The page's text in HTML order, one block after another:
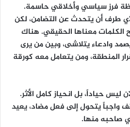
فرز سياسي وأخلاقي حاسمة.
طرف أن يتحدث عن التضامن، لكن
الكلمات معناها الحقيقي. هناك
وادعاء يتلاشى، وبين من يرى
المنطقة، ومن يتعامل معه كورقة
ليس حياداً، بل انحياز كامل الأثر.
واجباً يتحول إلى فعل مضاد، يعيد
صاحبه منها.